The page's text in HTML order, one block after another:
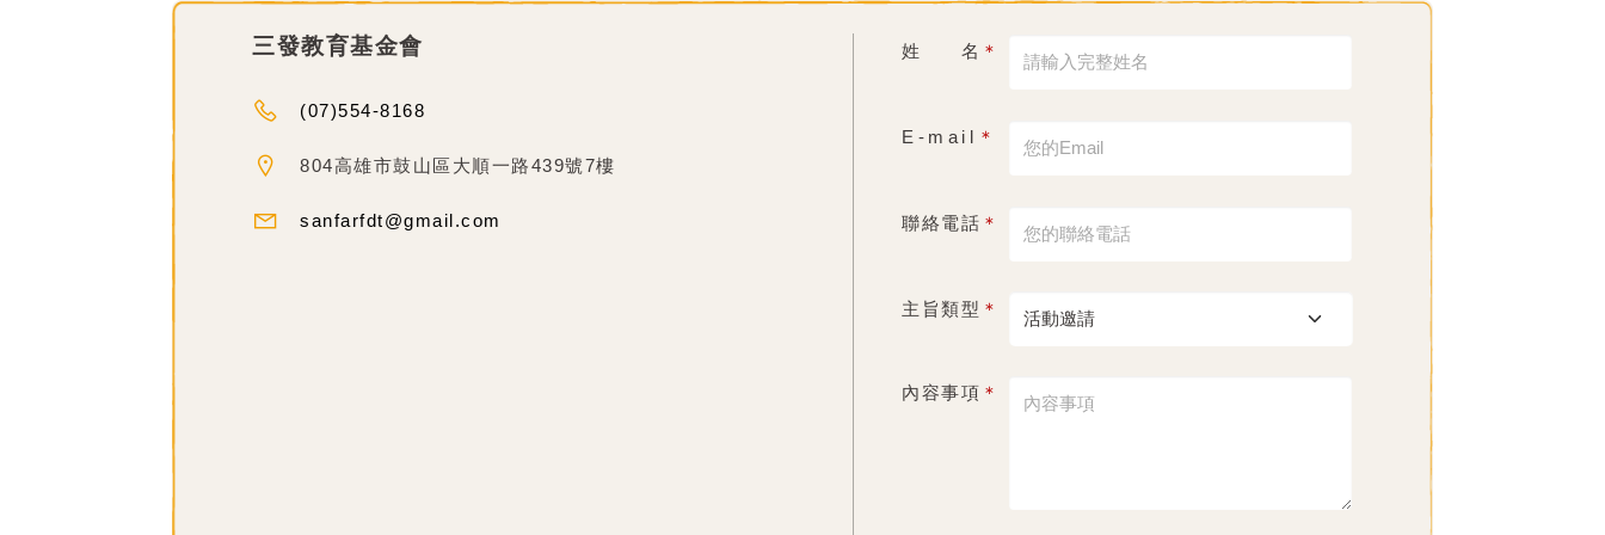
三發教育基金會
(07)554-8168
804高雄市鼓山區大順一路439號7樓
sanfarfdt@gmail.com
姓 名 ＊
E-mail ＊
聯絡電話 ＊
主旨類型 ＊
內容事項 ＊